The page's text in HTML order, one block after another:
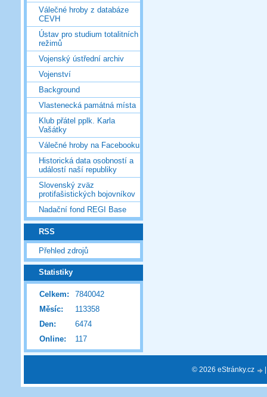
Válečné hroby z databáze
CEVH
Ústav pro studium totalitních
režimů
Vojenský ústřední archiv
Vojenství
Background
Vlastenecká památná místa
Klub přátel pplk. Karla
Vašátky
Válečné hroby na Facebooku
Historická data osobností a
událostí naší republiky
Slovenský zväz
protifašistických bojovníkov
Nadační fond REGI Base
RSS
Přehled zdrojů
Statistiky
Online: 117
Celkem:
7840042
Měsíc:
113358
Den:
6474
© 2026 eStránky.cz